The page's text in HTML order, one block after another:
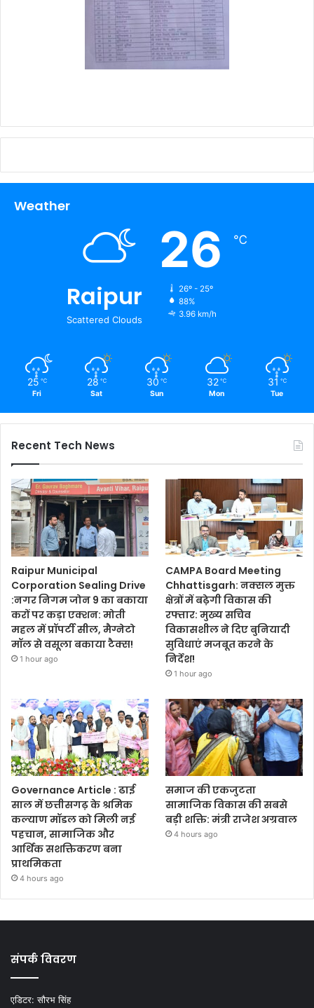
Weather
Raipur
Scattered Clouds
26 ℃
26º - 25º
88%
3.96 km/h
25 ℃
Fri
28 ℃
Sat
30 ℃
Sun
32 ℃
Mon
31 ℃
Tue
Recent Tech News
Raipur Municipal
Corporation Sealing Drive
:नगर निगम जोन 9 का बकाया
करों पर कड़ा एक्शन: मोती
महल में प्रॉपर्टी सील, मैग्नेटो
मॉल से वसूला बकाया टैक्स!
1 hour ago
CAMPA Board Meeting
Chhattisgarh: नक्सल मुक्त
क्षेत्रों में बढ़ेगी विकास की
रफ्तार: मुख्य सचिव
विकासशील ने दिए बुनियादी
सुविधाएं मजबूत करने के
निर्देश!
1 hour ago
Governance Article : ढाई
साल में छत्तीसगढ़ के श्रमिक
कल्याण मॉडल को मिली नई
पहचान, सामाजिक और
आर्थिक सशक्तिकरण बना
प्राथमिकता
4 hours ago
समाज की एकजुटता
सामाजिक विकास की सबसे
बड़ी शक्ति: मंत्री राजेश अग्रवाल
4 hours ago
संपर्क विवरण
एडिटर:सौरभ सिंह